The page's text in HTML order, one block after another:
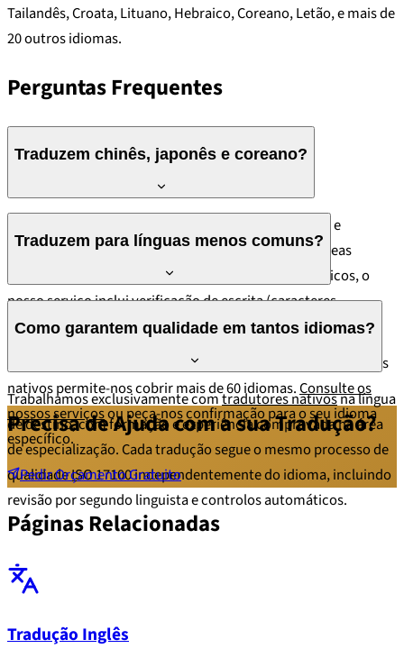
Tailandês, Croata, Lituano, Hebraico, Coreano, Letão, e mais de
20 outros idiomas.
Perguntas Frequentes
Traduzem chinês, japonês e coreano?
de chinês (mandarim e
cantonês), japonês e coreano com experiência em áreas
técnicas, jurídicas e empresariais. Para idiomas asiáticos, o
nosso serviço inclui verificação de escrita (caracteres,
tipografia) e adaptação cultural para o mercado de destino.
Traduzem para línguas menos comuns?
traduzimos para e de idiomas como wolof, pashto, bengali,
urdu, suaíli e muitos outros. A nossa rede global de tradutores
nativos permite-nos cobrir mais de 60 idiomas.Consulte os
nossos serviçosou peça-nos confirmação para o seu idioma
específico.
Como garantem qualidade em tantos idiomas?
Trabalhamos exclusivamente comtradutores nativosna língua
de destino, com formação e experiência comprovada na área
de especialização. Cada tradução segue o mesmo processo de
qualidadeISO 17100independentemente do idioma, incluindo
revisão por segundo linguista e controlos automáticos.
Precisa de Ajuda com a sua Tradução?
Pedir Orçamento Gratuito
Páginas Relacionadas
Tradução Inglês